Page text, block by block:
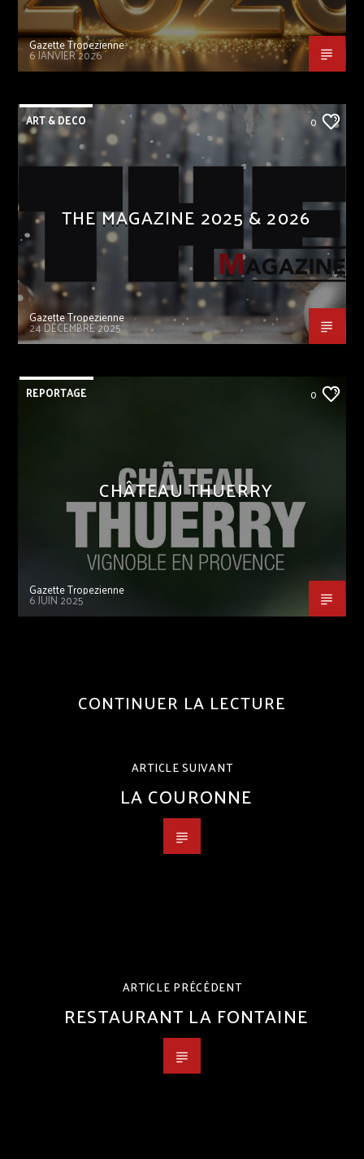
Gazette Tropezienne
6 JANVIER 2026
ART & DECO 0
THE MAGAZINE 2025 & 2026
Gazette Tropezienne
24 DÉCEMBRE 2025
REPORTAGE 0
CHÂTEAU THUERRY
Gazette Tropezienne
6 JUIN 2025
CONTINUER LA LECTURE
ARTICLE SUIVANT
LA COURONNE
ARTICLE PRÉCÉDENT
RESTAURANT LA FONTAINE